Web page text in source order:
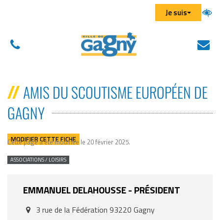
Aller à la recherche
Je suis
01
43
01
AMIS DU SCOUTISME EUROPÉEN DE
GAGNY
MODIFIER CETTE FICHE
Cette page a été modifiée le 20 février 2025.
ASSOCIATIONS / LOISIRS
EMMANUELDELAHOUSSE- PRÉSIDENT
Addresse
3 rue de la Fédération 93220 Gagny